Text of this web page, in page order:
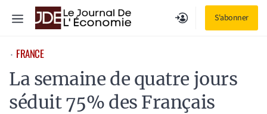
S'abonner
Menu
⋅ FRANCE
La semaine de quatre jours
séduit 75% des Français